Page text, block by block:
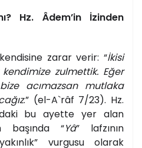
Hz. Âdem’in İzinden
zarar verir: “İkisi
zulmettik. Eğer
acımazsan mutlaka
.” (el-A`râf 7/23). Hz.
bu ayette yer alan
başında “Yâ” lafzının
vurgusu olarak